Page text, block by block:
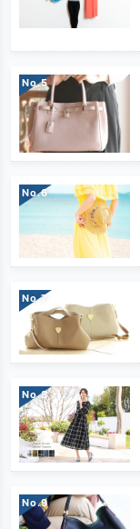
No.
No.
No.
No.
No.